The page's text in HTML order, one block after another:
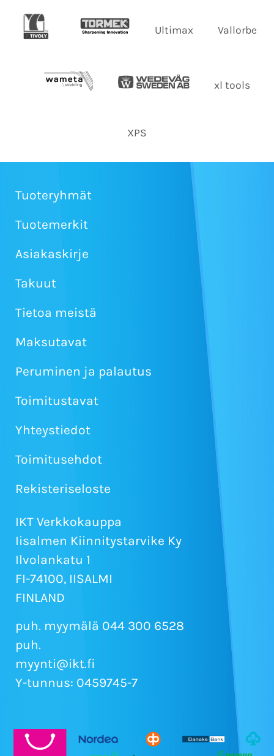
Ultimax Vallorbe
xl tools
XPS
Tuoteryhmät
Tuotemerkit
Asiakaskirje
Takuut
Tietoa meistä
Maksutavat
Peruminen ja palautus
Toimitustavat
Yhteystiedot
Toimitusehdot
Rekisteriseloste
IKT Verkkokauppa
Iisalmen Kiinnitystarvike Ky
Ilvolankatu 1
FI-74100, IISALMI
FINLAND
puh. myymälä 044 300 6528
puh.
myynti@ikt.fi
Y-tunnus: 0459745-7